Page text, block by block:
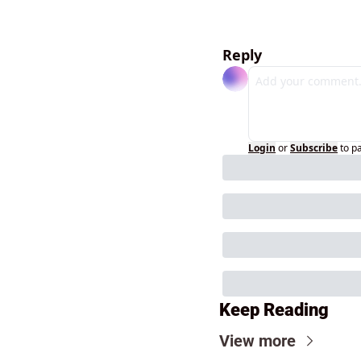
Reply
Login orSubscribeto
Keep Reading
View more